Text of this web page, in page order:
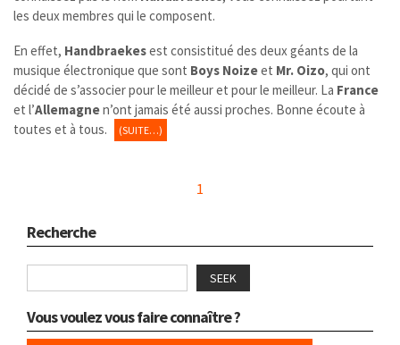
les deux membres qui le composent.
En effet, Handbraekesest consistitué des deux géants de la
musique électronique que sont Boys Noizeet Mr. Oizo, qui ont
décidé de s’associer pour le meilleur et pour le meilleur. La France
et l’Allemagnen’ont jamais été aussi proches. Bonne écoute à
toutes et à tous.
(SUITE…)
1
Recherche
SEEK
Vous voulez vous faire connaître ?